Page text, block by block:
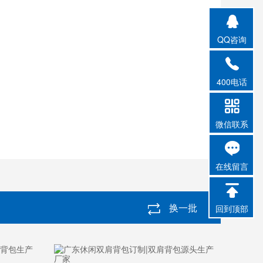
换一批
QQ咨询
400电话
微信联系
在线留言
回到顶部